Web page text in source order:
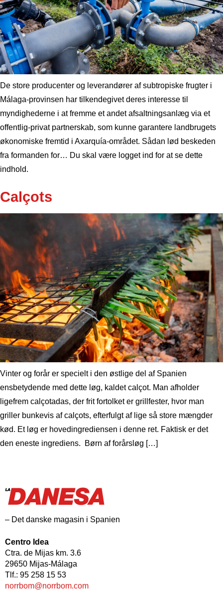
De store producenter og leverandører af subtropiske frugter i
Málaga-provinsen har tilkendegivet deres interesse til
myndighederne i at fremme et andet afsaltningsanlæg via et
offentlig-privat partnerskab, som kunne garantere landbrugets
økonomiske fremtid i Axarquía-området. Sådan lød beskeden
fra formanden for… Du skal være logget ind for at se dette
indhold.
Calçots
Vinter og forår er specielt i den østlige del af Spanien
ensbetydende med dette løg, kaldet calçot. Man afholder
ligefrem calçotadas, der frit fortolket er grillfester, hvor man
griller bunkevis af calçots, efterfulgt af lige så store mængder
kød. Et løg er hovedingrediensen i denne ret. Faktisk er det
den eneste ingrediens. Børn af forårsløg […]
– Det danske magasin i Spanien
Centro Idea
Ctra. de Mijas km. 3.6
29650 Mijas-Málaga
Tlf.: 95 258 15 53
norrbom@norrbom.com